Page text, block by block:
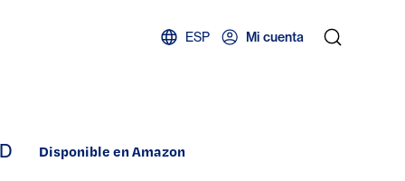
ESP Mi cuenta
D Disponible en Amazon